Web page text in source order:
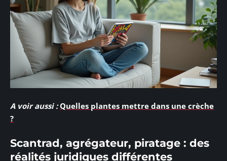
A voir aussi : Quelles plantes mettre dans une crèche
?
Scantrad, agrégateur, piratage : des
réalités juridiques différentes